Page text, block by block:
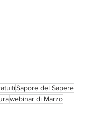
Sapore del Sapere
webinar di Marzo